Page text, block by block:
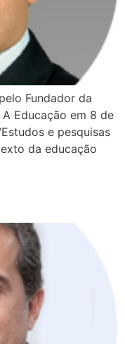
Fundador da
Educação em 8 de
e pesquisas
da educação